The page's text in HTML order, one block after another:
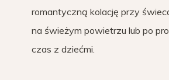
romantyczną kolację przy
na świeżym powietrzu lub po
czas z dziećmi.